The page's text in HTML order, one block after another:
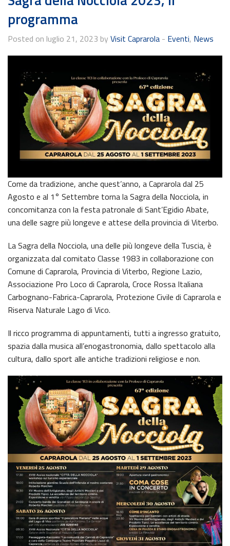
programma
Posted on luglio 21, 2023 by Visit Caprarola - Eventi, News
Come da tradizione, anche quest’anno, a Caprarola dal 25
Agosto e al 1° Settembre torna la Sagra della Nocciola, in
concomitanza con la festa patronale di Sant’Egidio Abate,
una delle sagre più longeve e attese della provincia di Viterbo.
La Sagra della Nocciola, una delle più longeve della Tuscia, è
organizzata dal comitato Classe 1983 in collaborazione con
Comune di Caprarola, Provincia di Viterbo, Regione Lazio,
Associazione Pro Loco di Caprarola, Croce Rossa Italiana
Carbognano-Fabrica-Caprarola, Protezione Civile di Caprarola e
Riserva Naturale Lago di Vico.
Il ricco programma di appuntamenti, tutti a ingresso gratuito,
spazia dalla musica all’enogastronomia, dallo spettacolo alla
cultura, dallo sport alle antiche tradizioni religiose e non.